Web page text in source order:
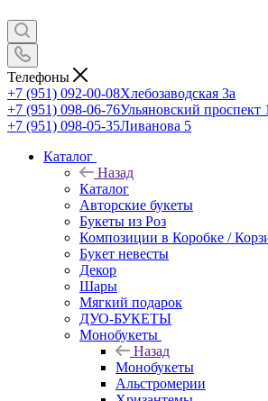
Телефоны
+7 (951) 092-00-08Хлебозаводская 3а
+7 (951) 098-06-76Ульяновский проспект
+7 (951) 098-05-35Ливанова 5
Каталог
Назад
Каталог
Авторские букеты
Букеты из Роз
Композиции в Коробке /
Букет невесты
Декор
Шары
Мягкий подарок
ДУО-БУКЕТЫ
Монобукеты
Назад
Монобукеты
Альстромерии